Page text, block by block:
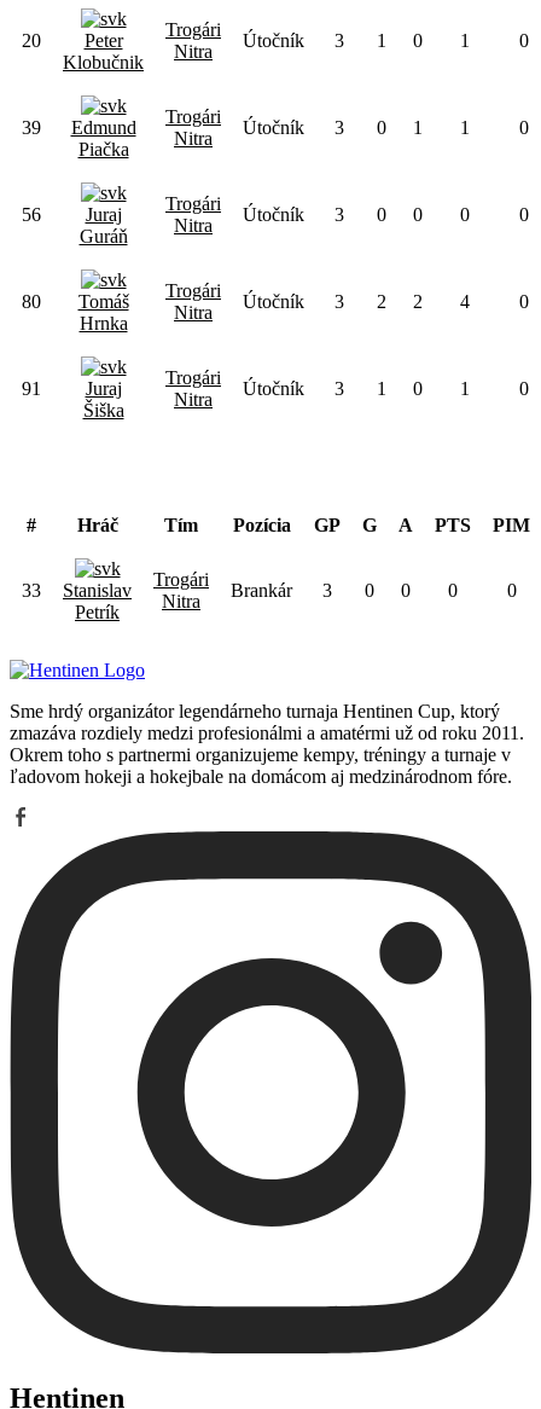
20
Peter
Klobučnik
Trogári
Nitra
Útočník 3 1 0 1 0
39
Edmund
Piačka
Trogári
Nitra
Útočník 3 0 1 1 0
56
Juraj
Guráň
Trogári
Nitra
Útočník 3 0 0 0 0
80
Tomáš
Hrnka
Trogári
Nitra
Útočník 3 2 2 4 0
91
Juraj
Šiška
Trogári
Nitra
Útočník 3 1 0 1 0
# Hráč Tím Pozícia GP G A PTS PIM
33
Stanislav
Petrík
Trogári
Nitra
Brankár 3 0 0 0 0
Sme hrdý organizátor legendárneho turnaja Hentinen Cup, ktorý
zmazáva rozdiely medzi profesionálmi a amatérmi už od roku 2011.
Okrem toho s partnermi organizujeme kempy, tréningy a turnaje v
ľadovom hokeji a hokejbale na domácom aj medzinárodnom fóre.
Hentinen